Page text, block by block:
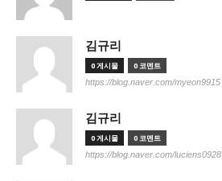
김규리
0 게시물 0 코멘트
https://blog.naver.com/myeon9915
김규리
0 게시물 0 코멘트
https://blog.naver.com/luciens0928